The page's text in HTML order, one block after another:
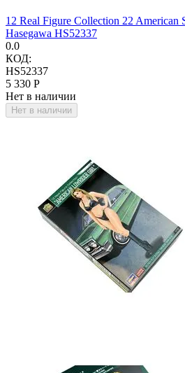
12 Real Figure Collection 22 American
Hasegawa HS52337
0.0
КОД:
HS52337
5 330 Р
Нет в наличии
Нет в наличии